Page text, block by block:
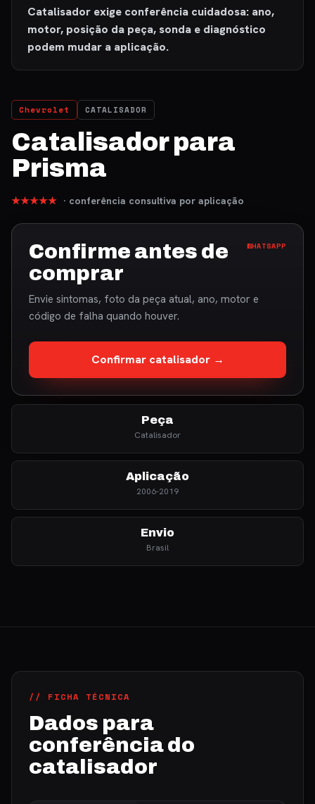
Catalisador exige conferência cuidadosa: ano,
motor, posição da peça, sonda e diagnóstico
podem mudar a aplicação.
Chevrolet CATALISADOR
Catalisador para
Prisma
★★★★★ · conferência consultiva por aplicação
Confirme antes de
comprar
WHATSAPP
Envie sintomas, foto da peça atual, ano, motor e
código de falha quando houver.
Confirmar catalisador →
Peça
Catalisador
Aplicação
2006-2019
Envio
Brasil
// FICHA TÉCNICA
Dados para
conferência do
catalisador